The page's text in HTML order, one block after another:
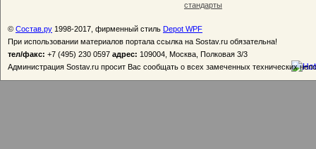
стандарты
© Состав.ру 1998-2017, фирменный стиль Depot WPF
При использовании материалов портала ссылка на Sostav.ru обязательна!
тел/факс: +7 (495) 230 0597 адрес: 109004, Москва, Полковая 3/3
Администрация Sostav.ru просит Вас сообщать о всех замеченных технических